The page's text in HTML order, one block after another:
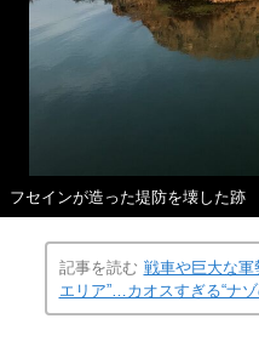
フセインが造った堤防を壊した
記事を読む 戦車や巨大な軍
エリア”…カオスすぎる“ナ